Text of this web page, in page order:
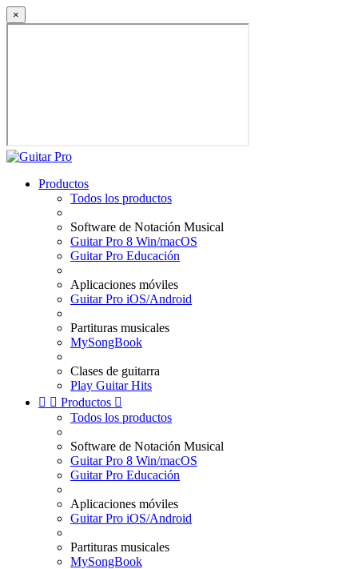
×
Productos
Todos los productos
Software de Notación Musical
Guitar Pro 8 Win/macOS
Guitar Pro Educación
Aplicaciones móviles
Guitar Pro iOS/Android
Partituras musicales
MySongBook
Clases de guitarra
Play Guitar Hits
  Productos 
Todos los productos
Software de Notación Musical
Guitar Pro 8 Win/macOS
Guitar Pro Educación
Aplicaciones móviles
Guitar Pro iOS/Android
Partituras musicales
MySongBook